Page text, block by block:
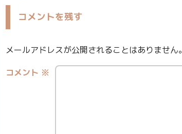
コメントを残す
メールアドレスが公開されることはありません。
コメント ※